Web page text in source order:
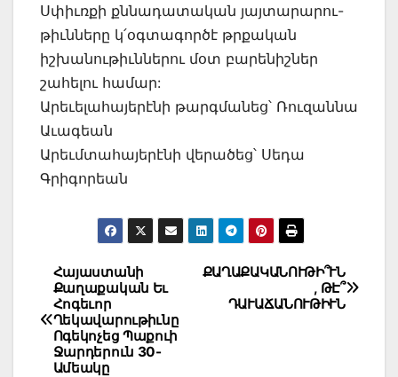
Սփիւռքի քննադատական յայտարարու-
թիւնները կ՛օգտագործէ թրքական
իշխանութիւններու մօտ բարենիշներ
շահելու համար:
Արեւելահայերէնի թարգմանեց՝ Ռուզաննա
Աւագեան
Արեւմտահայերէնի վերածեց՝ Սեդա
Գրիգորեան
Post
navigation
ՔԱՂԱՔԱԿԱՆՈՒԹԻ՞ՒՆ
, ԹԷ՞
ԴԱՒԱՃԱՆՈՒԹԻՒՆ
Հայաստանի
Քաղաքական Եւ
Հոգեւոր
Ղեկավարութիւնը
Ոգեկոչեց Պաքուի
Ջարդերուն 30-
Ամեակը